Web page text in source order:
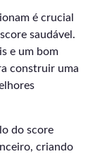
é crucial
saudável.
e um bom
construir uma
do score
criando